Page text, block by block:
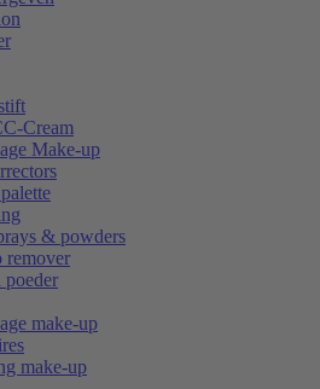
Cream
Make-up
& powders
remover
poeder
make-up
make-up